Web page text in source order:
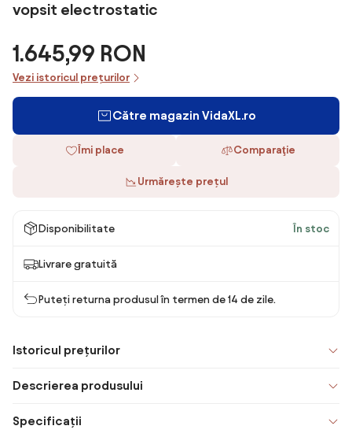
vopsit electrostatic
1.645,99 RON
Vezi istoricul prețurilor
Către magazin VidaXL.ro
Îmi place Comparaţie
Urmărește prețul
Disponibilitate În stoc
Livrare gratuită
Puteți returna produsul în termen de 14 de zile.
Istoricul prețurilor
Descrierea produsului
Specificații